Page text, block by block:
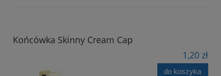
Końcówka Skinny Cream Cap
1,20 zł
do koszyka